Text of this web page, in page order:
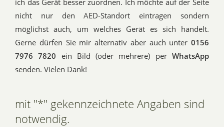
ich das Gerät besser zuordnen. Ich möchte auf der Seite
nicht nur den AED-Standort eintragen sondern
möglichst auch, um welches Gerät es sich handelt.
Gerne dürfen Sie mir alternativ aber auch unter 0156
7976 7820 ein Bild (oder mehrere) perWhatsApp
senden. Vielen Dank!
mit "*" gekennzeichnete Angaben sind
notwendig.